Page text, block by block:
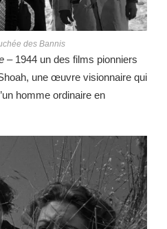
des Bannis
– 1944 un des films pionniers
une œuvre visionnaire qui
homme ordinaire en